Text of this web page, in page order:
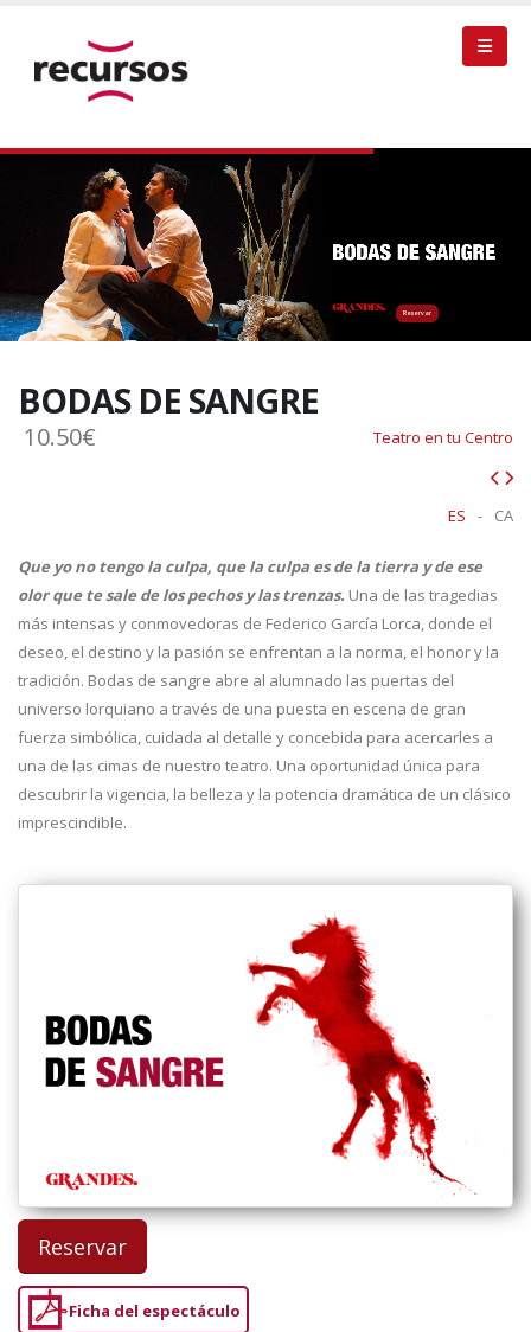
Reservar
BODAS DE SANGRE
10.50€ Teatro en tu Centro
CA
-
ES
Que yo no tengo la culpa, que la culpa es de la tierra y de ese
olor que te sale de los pechos y las trenzas. Una de las tragedias
más intensas y conmovedoras de Federico García Lorca, donde el
deseo, el destino y la pasión se enfrentan a la norma, el honor y la
tradición. Bodas de sangre abre al alumnado las puertas del
universo lorquiano a través de una puesta en escena de gran
fuerza simbólica, cuidada al detalle y concebida para acercarles a
una de las cimas de nuestro teatro. Una oportunidad única para
descubrir la vigencia, la belleza y la potencia dramática de un clásico
imprescindible.
Reservar
Ficha del espectáculo